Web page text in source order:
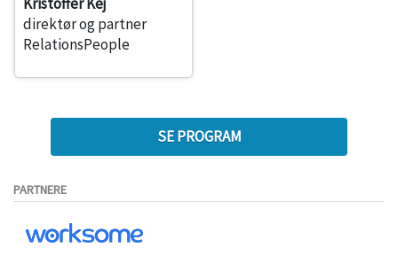
direktør og partner
RelationsPeople
SE PROGRAM
PARTNERE